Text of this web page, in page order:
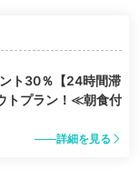
ト30％【24時間滞
トプラン！≪朝食付
詳細を見る